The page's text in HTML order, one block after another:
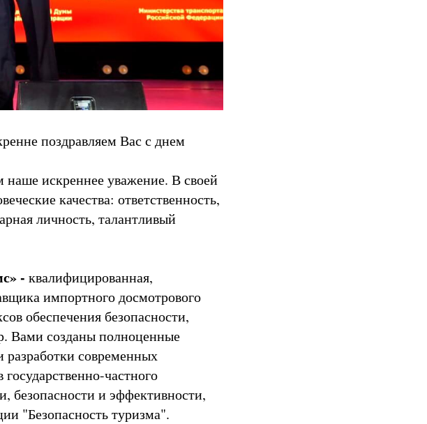
поздравляем Вас с днем
искреннее уважение. В своей
качества: ответственность,
личность, талантливый
- квалифицированная,
импортного досмотрового
обеспечения безопасности,
Вами созданы полноценные
разработки современных
частного
безопасности и эффективности,
"Безопасность туризма".